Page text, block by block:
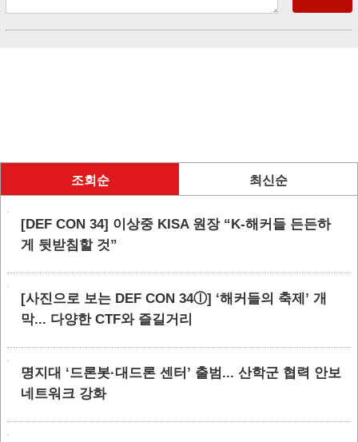
조회순 최신순
[DEF CON 34] 이상중 KISA 원장 “K-해커들 든든하
게 뒷받침할 것”
[사진으로 보는 DEF CON 34ⓛ] ‘해커들의 축제’ 개
막... 다양한 CTF와 즐길거리
명지대 ‘드론봇·대드론 센터’ 출범... 산학군 협력 안보
네트워크 강화